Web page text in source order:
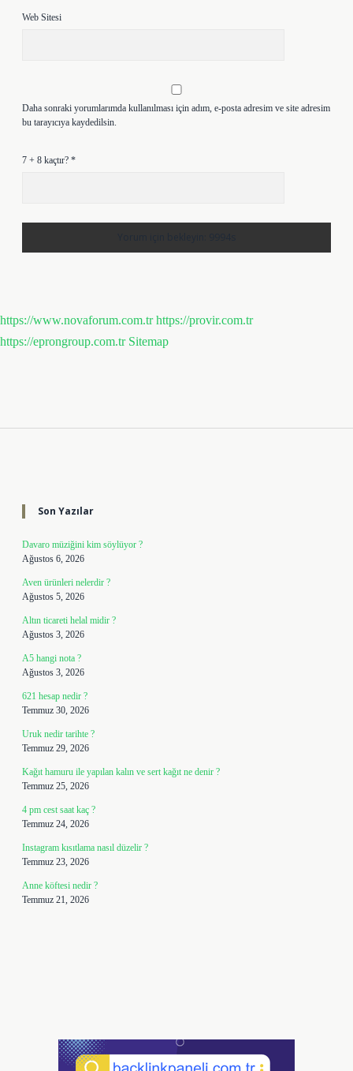
Web Sitesi
Daha sonraki yorumlarımda kullanılması için adım, e-posta adresim ve site adresim
bu tarayıcıya kaydedilsin.
7 + 8 kaçtır? *
https://www.novaforum.com.tr https://provir.com.tr
https://eprongroup.com.tr Sitemap
Son Yazılar
Davaro müziğini kim söylüyor ?
Ağustos 6, 2026
Aven ürünleri nelerdir ?
Ağustos 5, 2026
Altın ticareti helal midir ?
Ağustos 3, 2026
A5 hangi nota ?
Ağustos 3, 2026
621 hesap nedir ?
Temmuz 30, 2026
Uruk nedir tarihte ?
Temmuz 29, 2026
Kağıt hamuru ile yapılan kalın ve sert kağıt ne denir ?
Temmuz 25, 2026
4 pm cest saat kaç ?
Temmuz 24, 2026
Instagram kısıtlama nasıl düzelir ?
Temmuz 23, 2026
Anne köftesi nedir ?
Temmuz 21, 2026